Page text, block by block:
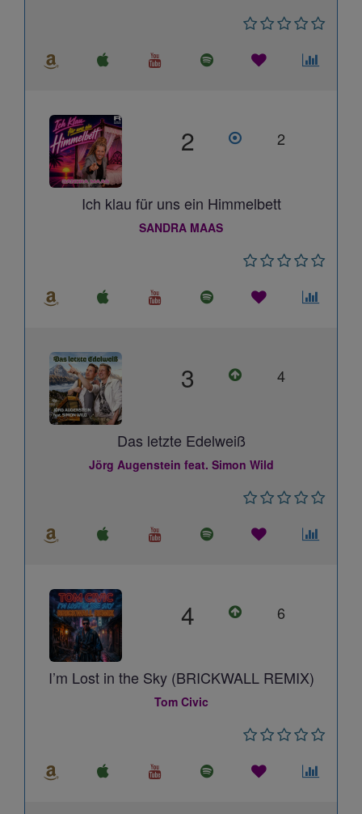
2 2
Ich klau für uns ein Himmelbett
SANDRA MAAS
3 4
Das letzte Edelweiß
Jörg Augenstein feat. Simon Wild
4 6
I’m Lost in the Sky (BRICKWALL REMIX)
Tom Civic